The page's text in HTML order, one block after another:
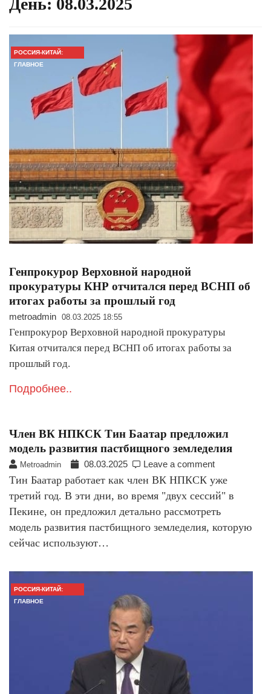
День: 08.03.2025
РОССИЯ-КИТАЙ:
ГЛАВНОЕ
Генпрокурор Верховной народной
прокуратуры КНР отчитался перед ВСНП об
итогах работы за прошлый год
metroadmin 08.03.2025 18:55
Генпрокурор Верховной народной прокуратуры
Китая отчитался перед ВСНП об итогах работы за
прошлый год.
Подробнее..
Член ВК НПКСК Тин Баатар предложил
модель развития пастбищного земледелия
Metroadmin 08.03.2025 Leave a comment
Тин Баатар работает как член ВК НПКСК уже
третий год. В эти дни, во время "двух сессий" в
Пекине, он предложил детально рассмотреть
модель развития пастбищного земледелия, которую
сейчас используют…
РОССИЯ-КИТАЙ:
ГЛАВНОЕ